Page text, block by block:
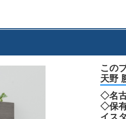
この
天野
◇名
◇保
イス